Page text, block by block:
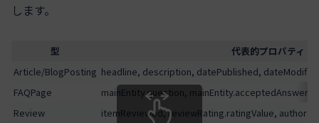
します。
型
代表的プロパティ
Article/BlogPosting headline, description, datePublished,
FAQPage
mainEntity.question, mainEntity.acceptedAnswer
Review
itemReviewed, reviewRating.ratingValue, author